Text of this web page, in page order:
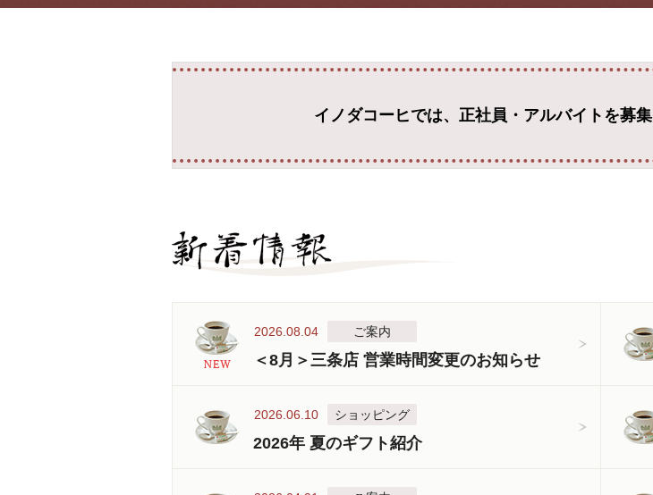
イノダコーヒでは、 正社員・アルバイトを募集
2026.08.04 ご案内
＜8月＞三条店 営業時間変更のお知らせ
2026.06.10 ショッピング
2026年 夏のギフト紹介